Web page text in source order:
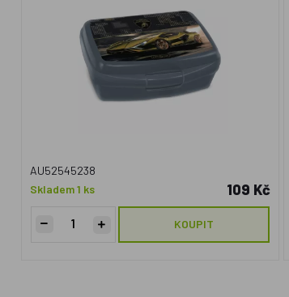
AU52545238
Skladem 1 ks
109 Kč
KOUPIT